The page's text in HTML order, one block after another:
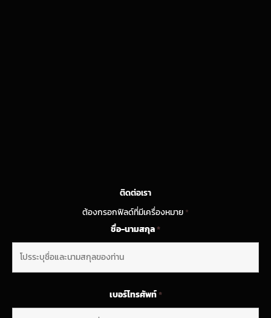
ติดต่อเรา
ต้องกรอกฟิลด์ที่มีเครื่องหมาย*
ชื่อ-นามสกุล*
เบอร์โทรศัพท์*